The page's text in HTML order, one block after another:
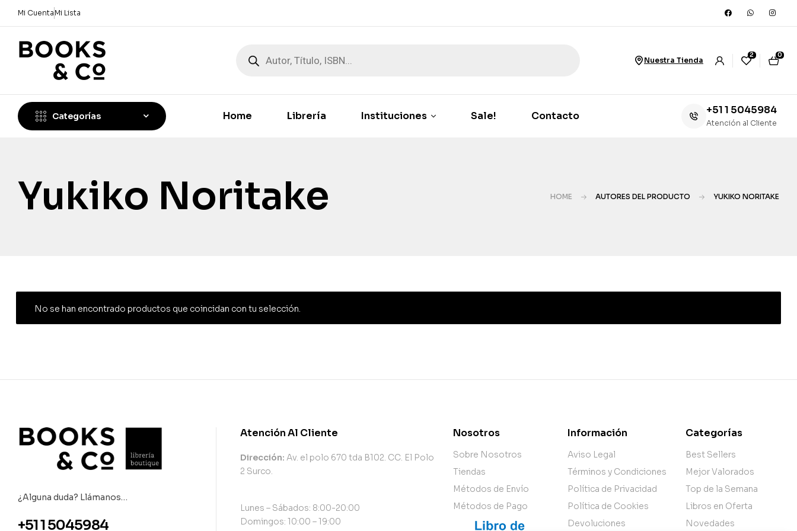
Mi Cuenta Mi Lista
Nuestra Tienda
2 0
Categorías Home Librería Instituciones Sale! Contacto +51 1 5045984
Atención al Cliente
Yukiko Noritake HOME AUTORES DEL PRODUCTO YUKIKO NORITAKE
No se han encontrado productos que coincidan con tu selección.
¿Alguna duda? Llámanos…
+51 1 5045984
Atención Al Cliente
Dirección: Av. el polo 670 tda B102. CC. El Polo
2 Surco.
Lunes – Sábados: 8:00-20:00
Domingos: 10:00 – 19:00
Nosotros
Sobre Nosotros
Tiendas
Métodos de Envío
Métodos de Pago
Información
Aviso Legal
Términos y Condiciones
Política de Privacidad
Política de Cookies
Devoluciones
Categorías
Best Sellers
Mejor Valorados
Top de la Semana
Libros en Oferta
Novedades